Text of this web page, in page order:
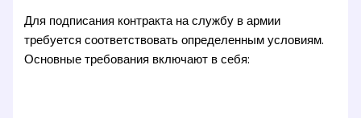
Для подписания контракта на службу в армии
требуется соответствовать определенным условиям.
Основные требования включают в себя: